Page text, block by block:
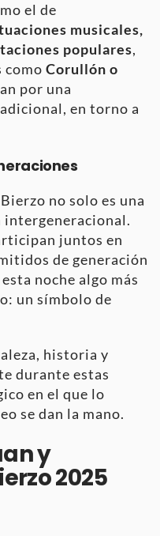
el de
musicales,
populares,
como Corullón o
por una
en torno a
no solo es una
intergeneracional.
juntos en
de generación
noche algo más
un símbolo de
historia y
durante estas
en el que lo
se dan la mano.
y
2025